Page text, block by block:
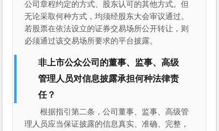
公司章程约定的方式、股东认可的其他方式。但
无论采取何种方式，均须经股东大会审议通过。
若股票在依法设立的证券交易场所公开转让，则
必须通过该交易场所要求的平台披露。
非上市公众公司的董事、监事、高级
管理人员对信息披露承担何种法律责
任？
根据指引第二条，公司董事、监事、高级管
理人员应当保证披露的信息真实、准确、完整，